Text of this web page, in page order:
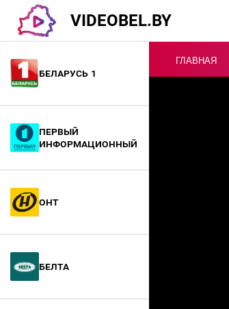
VIDEOBEL.BY
Беларусь 1
Первый
информационный
ОНТ
БелТА
ГЛАВНАЯ